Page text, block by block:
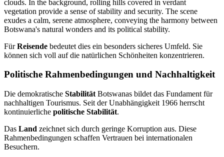
FürReisende bedeutet dies ein besonders sicheres Umfeld. Sie
können sich voll auf die natürlichen Schönheiten konzentrieren.
Politische Rahmenbedingungen und Nachhaltigkeit
Die demokratische Stabilität Botswanas bildet das Fundament für
nachhaltigen Tourismus. Seit der Unabhängigkeit 1966 herrscht
kontinuierliche politische Stabilität.
Das Land zeichnet sich durch geringe Korruption aus. Diese
Rahmenbedingungen schaffen Vertrauen bei internationalen
Besuchern.